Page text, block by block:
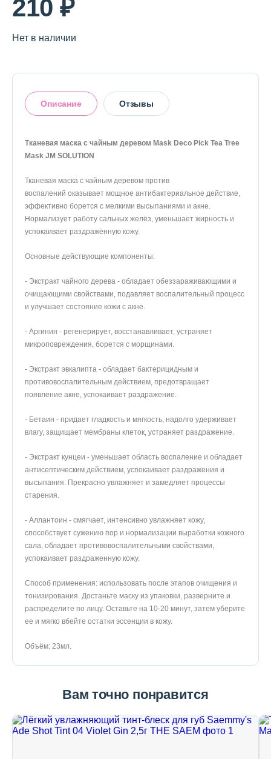
Контактная информация
Телефон Whats’APP
210 ₽
Нет в наличии
Описание Отзывы
Тканевая маска с чайным деревом Mask Deco Pick Tea Tree
Mask JM SOLUTION
Тканевая маска с чайным деревом против
воспалений оказывает мощное антибактериальное действие,
эффективно борется с мелкими высыпаниями и акне.
Нормализует работу сальных желёз, уменьшает жирность и
успокаивает раздражённую кожу.
Основные действующие компоненты:
- Экстракт чайного дерева - обладает обеззараживающими и
очищающими свойствами, подавляет воспалительный процесс
и улучшает состояние кожи с акне.
- Аргинин - регенерирует, восстанавливает, устраняет
микроповреждения, борется с морщинами.
- Экстракт эвкалипта - обладает бактерицидным и
противовоспалительным действием, предотвращает
появление акне, успокаивает раздражение.
- Бетаин - придает гладкость и мягкость, надолго удерживает
влагу, защищает мембраны клеток, устраняет раздражение.
- Экстракт кунцеи - уменьшает область воспаление и обладает
антисептическим действием, успокаивает раздражения и
высыпания. Прекрасно увлажняет и замедляет процессы
старения.
- Аллантоин - смягчает, интенсивно увлажняет кожу,
способствует сужению пор и нормализации выработки кожного
сала, обладает противовоспалительными свойствами,
успокаивает раздраженную кожу.
Способ применения: использовать после этапов очищения и
тонизирования. Достаньте маску из упаковки, разверните и
распределите по лицу. Оставьте на 10-20 минут, затем уберите
ее и мягко вбейте остатки эссенции в кожу.
Объём: 23мл.
5
На основании 1 отзыва
1
2
0%
3
5
Оставить отзыв
эссенции в упаковке хватит ещё на раз🔥
Вам точно понравится